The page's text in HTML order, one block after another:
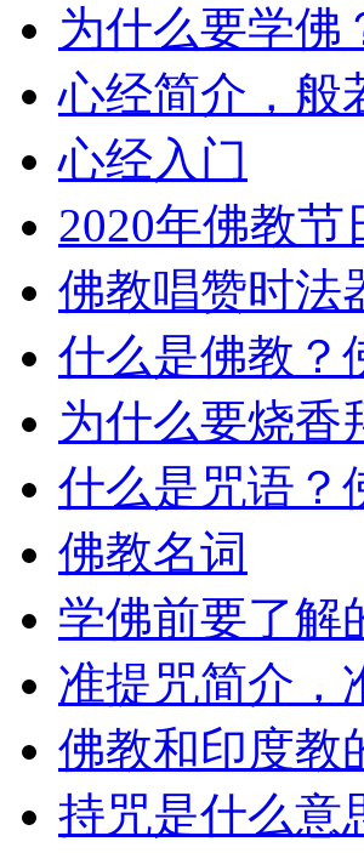
为什么要学佛
心经简介，般
心经入门
2020年佛教节
佛教唱赞时法
什么是佛教？
为什么要烧香
什么是咒语？
佛教名词
学佛前要了解
准提咒简介，
佛教和印度教
持咒是什么意